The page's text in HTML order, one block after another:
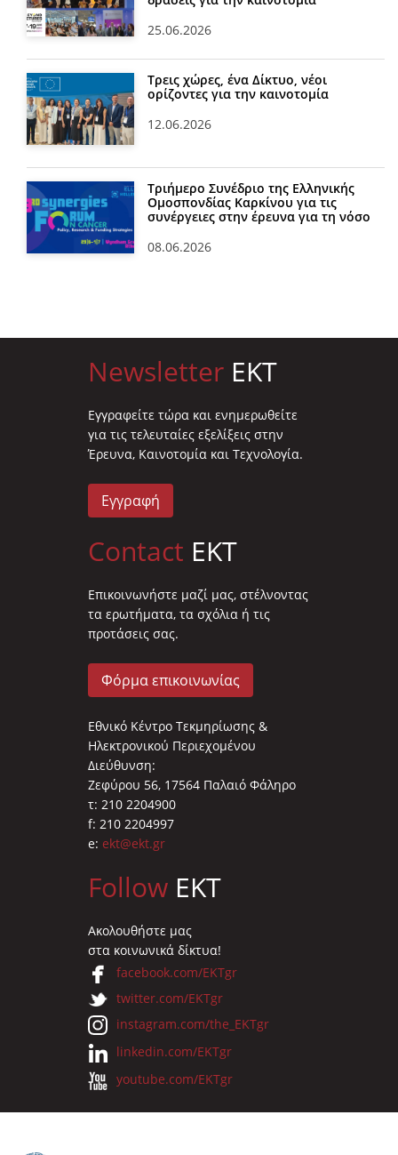
25.06.2026
Τρεις χώρες, ένα Δίκτυο, νέοι
ορίζοντες για την καινοτομία
12.06.2026
Τριήμερο Συνέδριο της Ελληνικής
Ομοσπονδίας Καρκίνου για τις
συνέργειες στην έρευνα για τη νόσο
08.06.2026
Newsletter EKT
Eγγραφείτε τώρα και ενημερωθείτε
για τις τελευταίες εξελίξεις στην
Έρευνα, Καινοτομία και Τεχνολογία.
Εγγραφή
Contact EKT
Επικοινωνήστε μαζί μας, στέλνοντας
τα ερωτήματα, τα σχόλια ή τις
προτάσεις σας.
Φόρμα επικοινωνίας
Εθνικό Κέντρο Τεκμηρίωσης &
Ηλεκτρονικού Περιεχομένου
Διεύθυνση:
Ζεφύρου 56, 17564 Παλαιό Φάληρο
τ: 210 2204900
f: 210 2204997
e: ekt@ekt.gr
Follow EKT
Ακολουθήστε μας
στα κοινωνικά δίκτυα!
facebook.com/EKTgr
twitter.com/EKTgr
instagram.com/the_EKTgr
linkedin.com/EKTgr
youtube.com/EKTgr